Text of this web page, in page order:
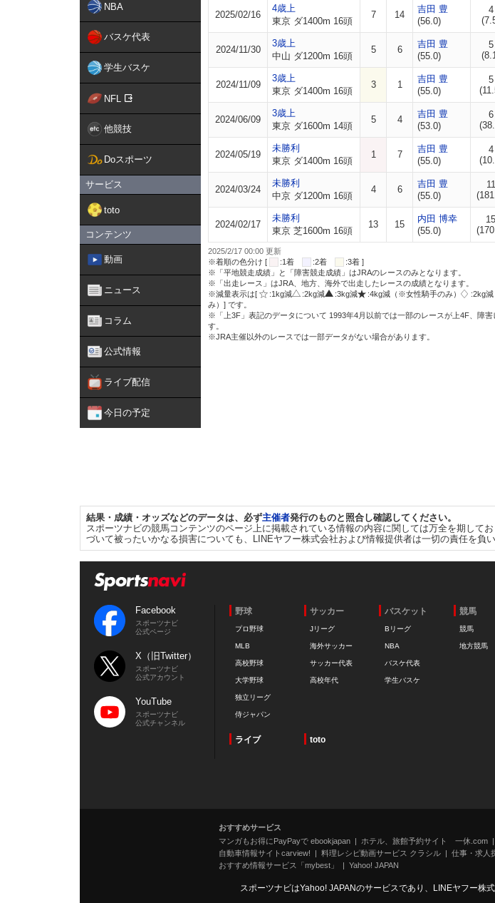
NBA
バスケ代表
学生バスケ
NFL
他競技
Doスポーツ
サービス
toto
コンテンツ
動画
ニュース
コラム
公式情報
ライブ配信
今日の予定
2025/02/16
4歳上
東京 ダ1400m 16頭
7 14
吉田 豊
(56.0)
4
2024/11/30
3歳上
中山 ダ1200m 16頭
5 6
吉田 豊
(55.0)
5
2024/11/09
3歳上
東京 ダ1400m 16頭
3 1
吉田 豊
(55.0)
5
2024/06/09
3歳上
東京 ダ1600m 14頭
5 4
吉田 豊
(53.0)
6
2024/05/19
未勝利
東京 ダ1400m 16頭
1 7
吉田 豊
(55.0)
4
2024/03/24
未勝利
中京 ダ1200m 16頭
4 6
吉田 豊
(55.0)
11
2024/02/17
未勝利
東京 芝1600m 16頭
13 15
内田 博幸
(55.0)
15
2025/2/17 00:00 更新
※着順の色分け [
:1着 :2着
:3着 ]
※「平地競走成績」と「障害競走成績」はJRAのレースのみとなります。
※「出走レース」はJRA、地方、海外で出走したレースの成績となります。
※減量表示は[
:1kg減 :2kg減 :3kg減 :4kg減（※女性騎手のみ）
:2kg
み）] です。
※「上3F」表記のデータについて 1993年4月以前では一部のレースが上4F、障
す。
※JRA主催以外のレースでは一部データがない場合があります。
結果・成績・オッズなどのデータは、必ず主催者発行のものと照合し確認してください。
スポーツナビの競馬コンテンツのページ上に掲載されている情報の内容に関しては万全を期し
づいて被ったいかなる損害についても、LINEヤフー株式会社および情報提供者は一切の責任を負い
Facebook
スポーツナビ
公式ページ
X（旧Twitter）
スポーツナビ
公式アカウント
YouTube
スポーツナビ
公式チャンネル
野球
プロ野球
MLB
高校野球
大学野球
独立リーグ
侍ジャパン
サッカー
Jリーグ
海外サッカー
サッカー代表
高校年代
バスケット
Bリーグ
NBA
バスケ代表
学生バスケ
競馬
競馬
地方競馬
ライブ toto
おすすめサービス
マンガもお得にPayPayで ebookjapan
ホテル、旅館予約サイト 一休.com
自動車情報サイトcarview!
料理レシピ動画サービス クラシル 仕事・求人
おすすめ情報サービス「mybest」
Yahoo! JAPAN
スポーツナビはYahoo! JAPANのサービスであり、LINEヤフー株